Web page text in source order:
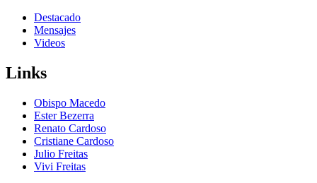
Destacado
Mensajes
Videos
Links
Obispo Macedo
Ester Bezerra
Renato Cardoso
Cristiane Cardoso
Julio Freitas
Vivi Freitas